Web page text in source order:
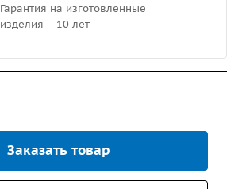
Гарантия на изготовленные
изделия – 10 лет
Заказать товар